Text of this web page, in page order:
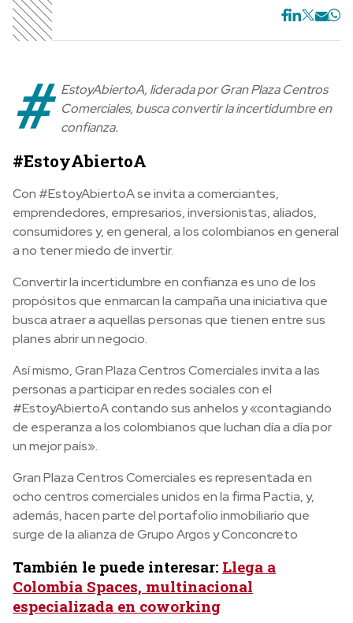
#
EstoyAbiertoA, liderada por Gran Plaza Centros
Comerciales, busca convertir la incertidumbre en
confianza.
#EstoyAbiertoA
Con #EstoyAbiertoA se invita a comerciantes,
emprendedores, empresarios, inversionistas, aliados,
consumidores y, en general, a los colombianos en general
a no tener miedo de invertir.
Convertir la incertidumbre en confianza es uno de los
propósitos que enmarcan la campaña una iniciativa que
busca atraer a aquellas personas que tienen entre sus
planes abrir un negocio.
Así mismo, Gran Plaza Centros Comerciales invita a las
personas a participar en redes sociales con el
#EstoyAbiertoA contando sus anhelos y «contagiando
de esperanza a los colombianos que luchan día a día por
un mejor país».
Gran Plaza Centros Comerciales es representada en
ocho centros comerciales unidos en la firma Pactia, y,
además, hacen parte del portafolio inmobiliario que
surge de la alianza de Grupo Argos y Conconcreto
También le puede interesar: Llega a
Colombia Spaces, multinacional
especializada en coworking